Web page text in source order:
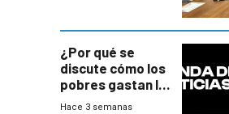
¿Por qué se
discute cómo los
pobres gastan la
plata?
Hace 3 semanas